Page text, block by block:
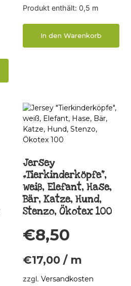
Produkt enthält: 0,5 m
In den Warenkorb
Jersey
„Tierkinderköpfe“,
weiß, Elefant, Hase,
Bär, Katze, Hund,
Stenzo, Ökotex 100
€8,50
€17,00 / m
zzgl. Versandkosten